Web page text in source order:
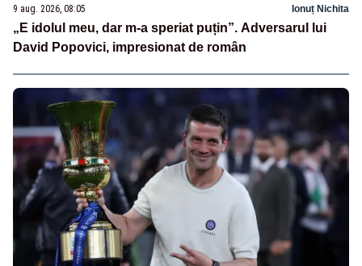
9 aug. 2026, 08:05 Ionuț Nichita
„E idolul meu, dar m-a speriat puțin”. Adversarul lui
David Popovici, impresionat de român